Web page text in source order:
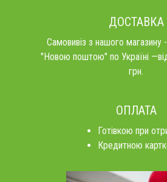
ДОСТАВКА
Самовивіз з нашого магазину
"Новою поштою" по Україні
грн.
ОПЛАТА
Готівкою при
Кредитною